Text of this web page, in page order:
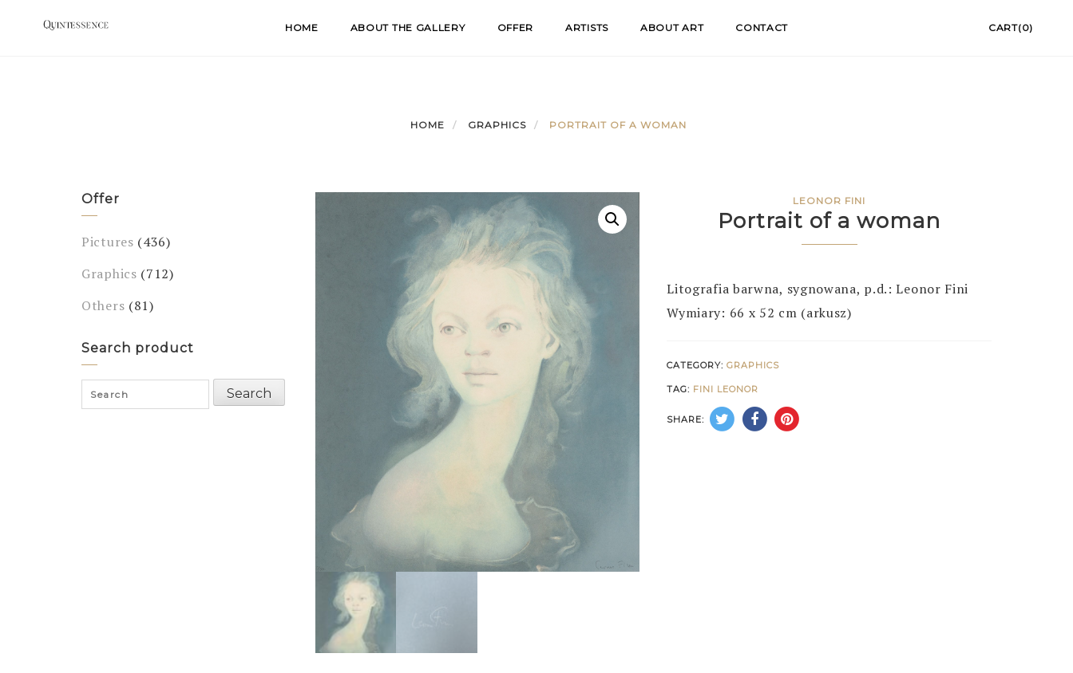
HOME ABOUT THE GALLERY OFFER ARTISTS ABOUT ART CONTACT CART(0)
HOME GRAPHICS PORTRAIT OF A WOMAN
LEONOR FINI
Portrait of a woman
Litografia barwna, sygnowana, p.d.: Leonor Fini
Wymiary: 66 x 52 cm (arkusz)
CATEGORY:GRAPHICS
TAG: FINI LEONOR
SHARE:
Offer
Pictures (436)
Graphics (712)
Others (81)
Search product
Search
for:
Search